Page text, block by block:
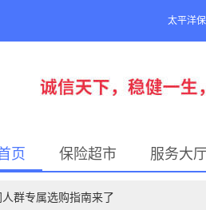
太平洋
页 保险超市 服务大
群专属选购指南来了